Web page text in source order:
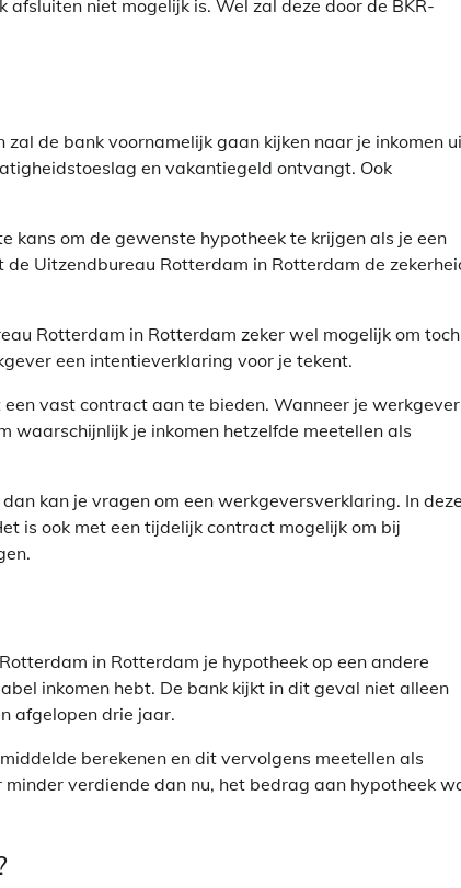
niet mogelijk is. Wel zal deze door de BKR-
de bank voornamelijk gaan kijken naar je inkomen
en vakantiegeld ontvangt. Ook
kans om de gewenste hypotheek te krijgen als je een
Uitzendbureau Rotterdam in Rotterdam de
Rotterdam in Rotterdam zeker wel mogelijk om toch
een intentieverklaring voor je tekent.
vast contract aan te bieden. Wanneer je werkgever
waarschijnlijk je inkomen hetzelfde meetellen als
kan je vragen om een werkgeversverklaring. In
is ook met een tijdelijk contract mogelijk om bij
in Rotterdam je hypotheek op een andere
inkomen hebt. De bank kijkt in dit geval niet alleen
afgelopen drie jaar.
berekenen en dit vervolgens meetellen als
verdiende dan nu, het bedrag aan hypotheek